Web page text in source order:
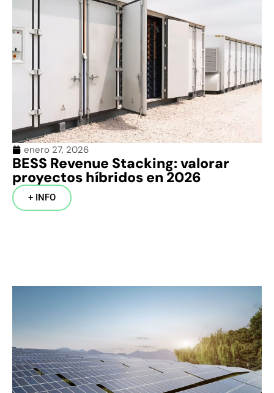
enero 27, 2026
BESS Revenue Stacking: valorar
proyectos híbridos en 2026
+ INFO